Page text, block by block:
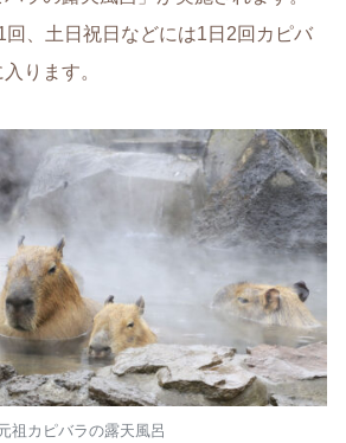
、土日祝日などには1日2回カピバ
ります。
祖カピバラの露天風呂